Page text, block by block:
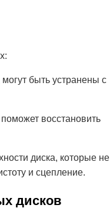
быть устранены с
восстановить
диска, которые не
и сцепление.
дисков